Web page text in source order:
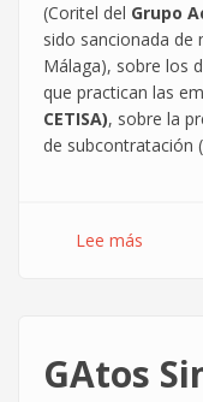
(Coritel del Grupo
sido sancionada de
Málaga), sobre los
que practican las
CETISA), sobre la
de subcontratación
Lee más
GAtos